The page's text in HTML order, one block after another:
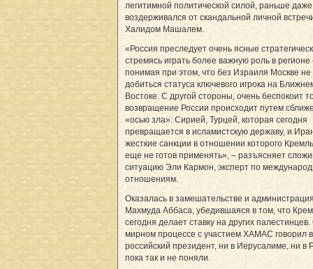
легитимной политической силой, раньше
воздерживался от скандальной личной
Халидом Машалем.
«Россия преследует очень ясные
стремясь играть более важную роль в регионе
понимая при этом, что без Израиля Москве не
добиться статуса ключевого игрока на
Востоке. С другой стороны, очень беспокоит
возвращение России происходит путем
«осью зла»: Сирией, Турцей, которая сегодня
превращается в исламистскую державу, и
жесткие санкции в отношении которого
еще не готов применять», – разъясняет
ситуацию Эли Кармон, эксперт по
отношениям.
Оказалась в замешательстве и
Махмуда Аббаса, убедившаяся в том, что
сегодня делает ставку на других
мирном процессе с участием ХАМАС говорил
российский президент, ни в Иерусалиме, ни в
пока так и не поняли.